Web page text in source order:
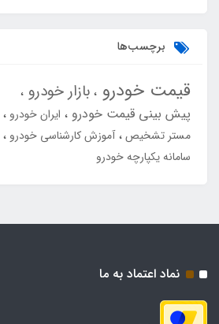
برچسب‌ها
قیمت خودرو بازار خودرو
پیش بینی قیمت خودرو ایران خودرو
مستر تشخیص آموزش کارشناسی خودرو
سامانه یکپارچه خودرو
نماد اعتماد به ما